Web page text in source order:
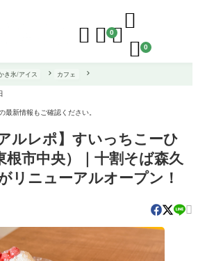
  0

 0
き氷/アイス カフェ
最新情報もご確認ください。
ルレポ】すいっちこーひ
根市中央）｜十割そば森久
リニューアルオープン！
